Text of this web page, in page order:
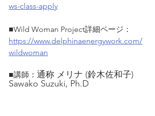
ws-class-apply
■Wild Woman Project詳細ページ：
https://www.delphinaenergywork.com/
wildwoman
■講師： 通称 メリナ (鈴木佐和子)
Sawako Suzuki, Ph.D